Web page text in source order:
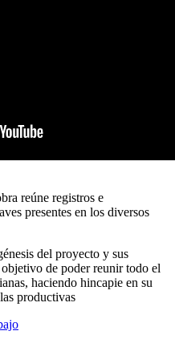
reúne registros e
presentes en los diversos
del proyecto y sus
de poder reunir todo el
haciendo hincapie en su
productivas